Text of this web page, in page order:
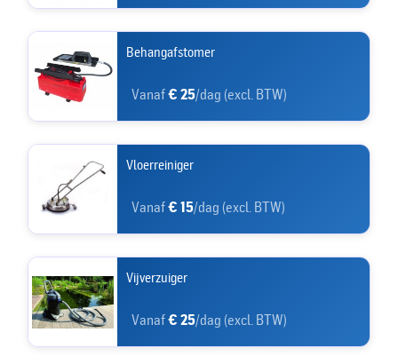
Behangafstomer
Vanaf€ 25/dag (excl. BTW)
Vloerreiniger
Vanaf€ 15/dag (excl. BTW)
Vijverzuiger
Vanaf€ 25/dag (excl. BTW)